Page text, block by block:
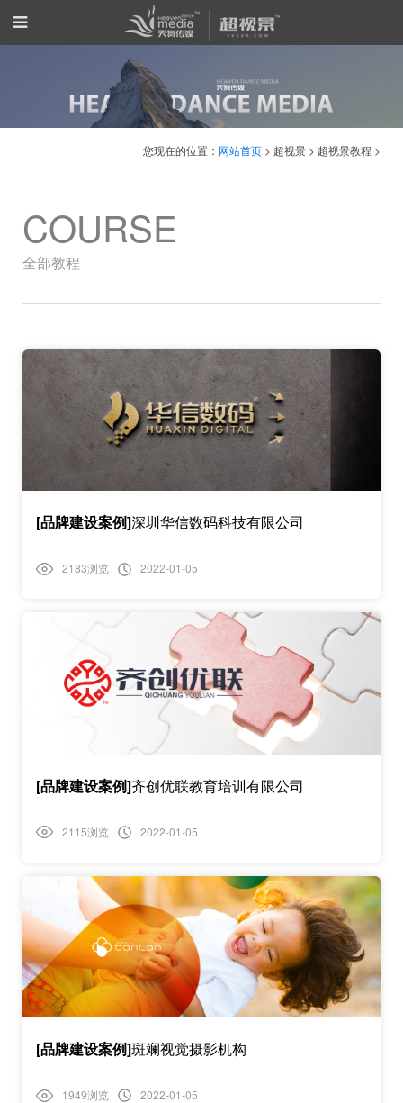
您现在的位置： 网站首页 > 超视景 > 超视景教程 >
COURSE
全部教程
[品牌建设案例]深圳华信数码科技有限公司
2183浏览 2022-01-05
[品牌建设案例]齐创优联教育培训有限公司
2115浏览 2022-01-05
[品牌建设案例]斑斓视觉摄影机构
1949浏览 2022-01-05